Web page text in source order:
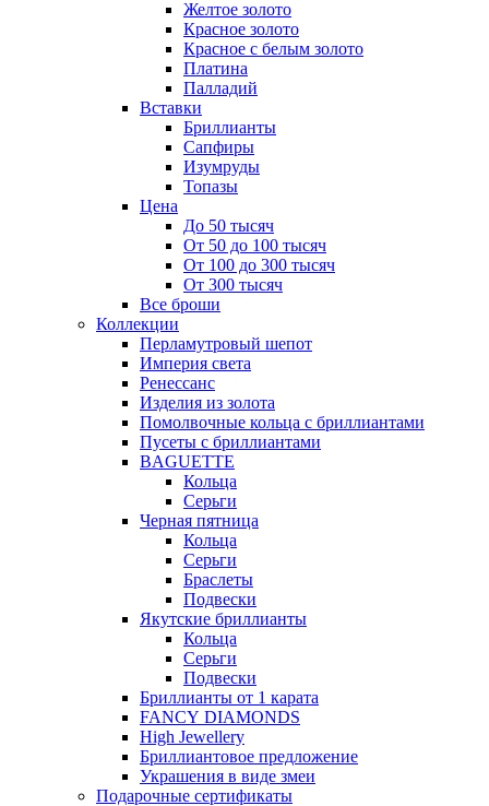
Желтое золото
Красное золото
Красное с белым золото
Платина
Палладий
Вставки
Бриллианты
Сапфиры
Изумруды
Топазы
Цена
До 50 тысяч
От 50 до 100 тысяч
От 100 до 300 тысяч
От 300 тысяч
Все броши
Коллекции
Перламутровый шепот
Империя света
Ренессанс
Изделия из золота
Помолвочные кольца с бриллиантами
Пусеты с бриллиантами
BAGUETTE
Кольца
Серьги
Черная пятница
Кольца
Серьги
Браслеты
Подвески
Якутские бриллианты
Кольца
Серьги
Подвески
Бриллианты от 1 карата
FANCY DIAMONDS
High Jewellery
Бриллиантовое предложение
Украшения в виде змеи
Подарочные сертификаты